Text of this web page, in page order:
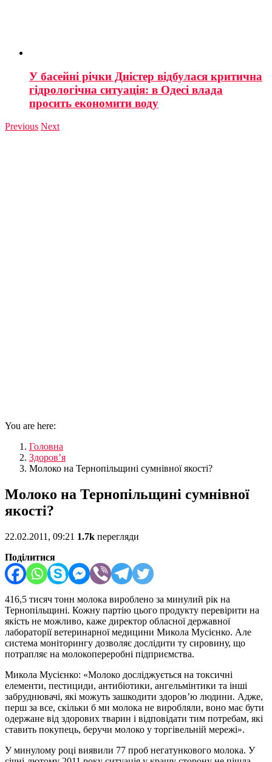
У басейні річки Дністер відбулася критична
гідрологічна ситуація: в Одесі влада
просить економити воду
Previous Next
You are here:
Головна
Здоров’я
Молоко на Тернопільщині сумнівної якості?
Молоко на Тернопільщині сумнівної
якості?
22.02.2011, 09:21 1.7k перегляди
Поділитися
416,5 тисяч тонн молока вироблено за минулий рік на
Тернопільщині. Кожну партію цього продукту перевірити на
якість не можливо, каже директор обласної державної
лабораторії ветеринарної медицини Микола Мусієнко. Але
система моніторингу дозволяє дослідити ту сировину, що
потрапляє на молокопереробні підприємства.
Микола Мусієнко: «Молоко досліджується на токсичні
елементи, пестициди, антибіотики, ангельмінтики та інші
забруднювачі, які можуть зашкодити здоров’ю людини. Адже,
перш за все, скільки б ми молока не виробляли, воно має бути
одержане від здорових тварин і відповідати тим потребам, які
ставить покупець, беручи молоко у торгівельній мережі».
У минулому році виявили 77 проб негатункового молока. У